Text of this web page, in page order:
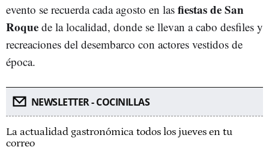
evento se recuerda cada agosto en las fiestas de San
Roque de la localidad, donde se llevan a cabo desfiles y
recreaciones del desembarco con actores vestidos de
época.
NEWSLETTER - COCINILLAS
La actualidad gastronómica todos los jueves en tu
correo